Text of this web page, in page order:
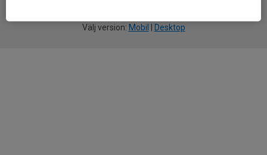
Välj version: Mobil Desktop